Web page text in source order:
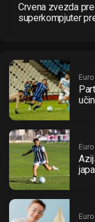
Crvena zvezda
superkompjuter
Euro
Euro
Euro